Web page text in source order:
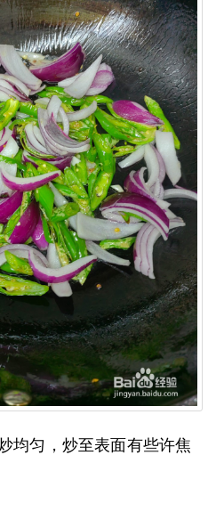
均匀，炒至表面有些许焦